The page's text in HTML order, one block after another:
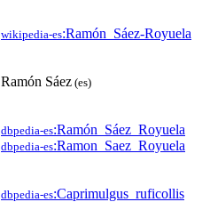
wikipedia-es:Ramón_Sáez-Royuela
Ramón Sáez (es)
dbpedia-es:Ramón_Sáez_Royuela
dbpedia-es:Ramon_Saez_Royuela
dbpedia-es:Caprimulgus_ruficollis